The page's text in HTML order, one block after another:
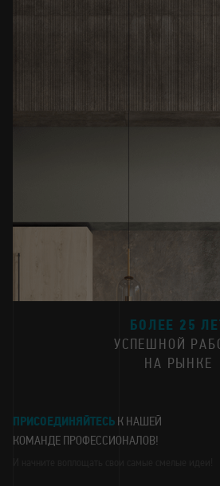
БОЛЕЕ 25
УСПЕШНОЙ
НА РЫНКЕ
ПРИСОЕДИНЯЙТЕСЬ К НАШЕЙ
КОМАНДЕ ПРОФЕССИОНАЛОВ!